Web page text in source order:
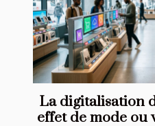
La digitalisation
effet de mode ou